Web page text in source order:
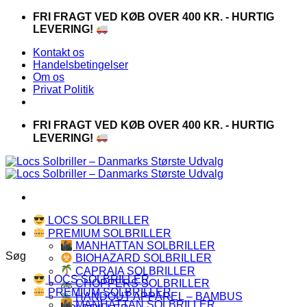
FortsætFRI FRAGT VED KØB OVER 400 KR. - HURTIG
LEVERING!
Kontakt os
Handelsbetingelser
Om os
Privat Politik
FRI FRAGT VED KØB OVER 400 KR. - HURTIG
LEVERING!
LOCS SOLBRILLER
PREMIUM SOLBRILLER
MANHATTAN SOLBRILLER
BIOHAZARD SOLBRILLER
CAPRAIA SOLBRILLER
CHOPPERS SOLBRILLER
HANDOUT APPAREL – BAMBUS
Søg
LOCS SOLBRILLER
PREMIUM SOLBRILLER
MANHATTAN SOLBRILLER